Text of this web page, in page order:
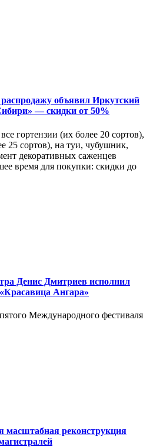
объявил Иркутский
— скидки от 50%
гортензии (их более 20 сортов),
25 сортов), на туи, чубушник,
декоративных саженцев
время для покупки: скидки до
Денис Дмитриев исполнил
Ангара»
Международного фестиваля
масштабная реконструкция